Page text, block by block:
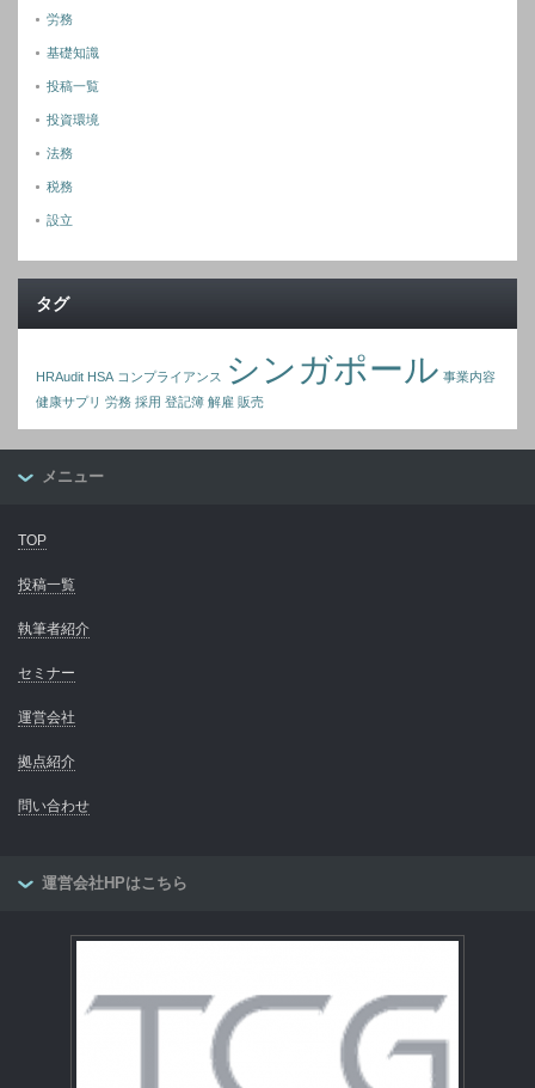
労務
基礎知識
投稿一覧
投資環境
法務
税務
設立
タグ
HRAudit HSA コンプライアンス シンガポール 事業内容
健康サプリ 労務 採用 登記簿 解雇 販売
メニュー
TOP
投稿一覧
執筆者紹介
セミナー
運営会社
拠点紹介
問い合わせ
運営会社HPはこちら